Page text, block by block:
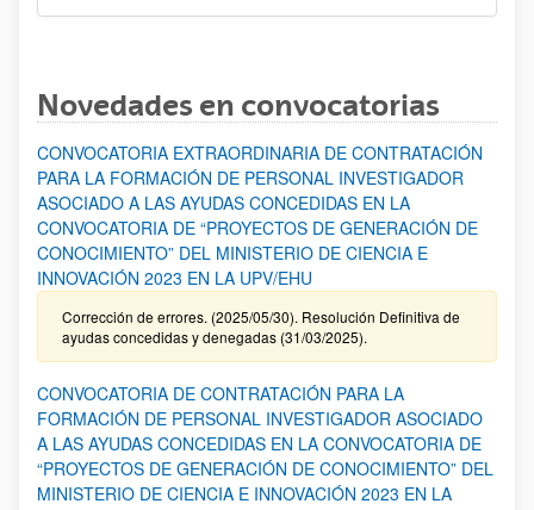
Novedades en convocatorias
CONVOCATORIA EXTRAORDINARIA DE CONTRATACIÓN
PARA LA FORMACIÓN DE PERSONAL INVESTIGADOR
ASOCIADO A LAS AYUDAS CONCEDIDAS EN LA
CONVOCATORIA DE “PROYECTOS DE GENERACIÓN DE
CONOCIMIENTO” DEL MINISTERIO DE CIENCIA E
INNOVACIÓN 2023 EN LA UPV/EHU
Corrección de errores. (2025/05/30). Resolución Definitiva de
ayudas concedidas y denegadas (31/03/2025).
CONVOCATORIA DE CONTRATACIÓN PARA LA
FORMACIÓN DE PERSONAL INVESTIGADOR ASOCIADO
A LAS AYUDAS CONCEDIDAS EN LA CONVOCATORIA DE
“PROYECTOS DE GENERACIÓN DE CONOCIMIENTO” DEL
MINISTERIO DE CIENCIA E INNOVACIÓN 2023 EN LA